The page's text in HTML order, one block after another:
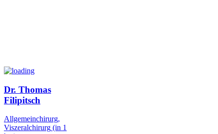
Dr. Thomas
Filipitsch
Allgemeinchirurg,
Viszeralchirurg (in 1